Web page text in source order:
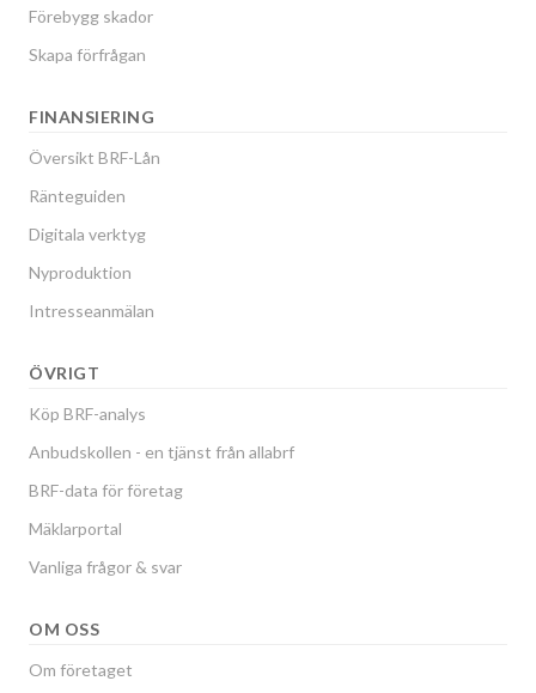
Förebygg skador
Skapa förfrågan
FINANSIERING
Översikt BRF-Lån
Ränteguiden
Digitala verktyg
Nyproduktion
Intresseanmälan
ÖVRIGT
Köp BRF-analys
Anbudskollen - en tjänst från allabrf
BRF-data för företag
Mäklarportal
Vanliga frågor & svar
OM OSS
Om företaget